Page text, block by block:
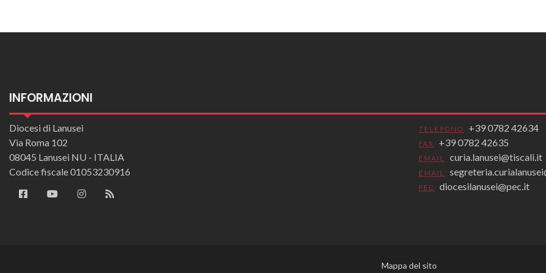
INFORMAZIONI
Diocesi di Lanusei
Via Roma 102
08045 Lanusei NU - ITALIA
Codice fiscale 01053230916
TELEFONO +39 0782 42634
FAX +39 0782 42635
EMAIL curia.lanusei@tiscali.it
EMAIL
PEC diocesilanusei@pec.it
Mappa del sito